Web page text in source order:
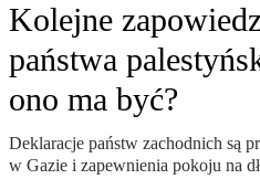
Kolejne
państwa
ono ma być?
Deklaracje państw zachodnich są
w Gazie i zapewnienia pokoju na